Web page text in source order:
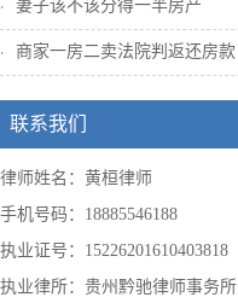
妻子该不该分得一半房产
商家一房二卖法院判返还房款
联系我们
律师姓名：黄桓律师
手机号码：18885546188
执业证号：15226201610403818
执业律所：贵州黔驰律师事务所